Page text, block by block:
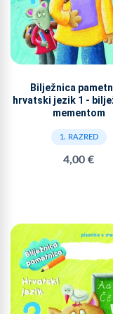
Bilježnica
hrvatski jezik 1 -
mementom
1. RAZRED
4,00 €